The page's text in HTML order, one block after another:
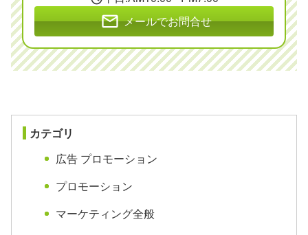
mail メールでお問合せ
カテゴリ
広告 プロモーション
プロモーション
マーケティング全般